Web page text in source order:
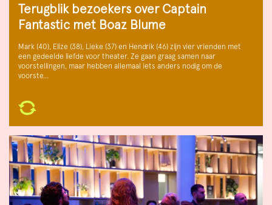
Terugblik bezoekers over Captain
Fantastic met Boaz Blume
Mark (40), Elize (38), Lieke (37) en Hendrik (46) zijn vier vrienden met
een gedeelde liefde voor theater. Ze gaan graag samen naar
voorstellingen, maar hebben allemaal iets anders nodig om de
voorste…